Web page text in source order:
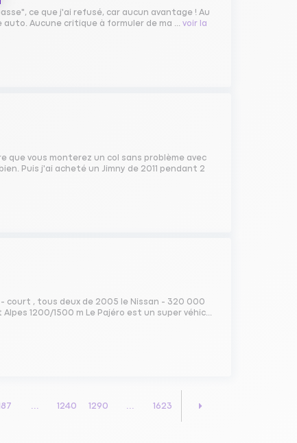
ce que j'ai refusé, car aucun avantage ! Au
Aucune critique à formuler de ma ...voir la
que vous monterez un col sans problème avec
Puis j'ai acheté un Jimny de 2011 pendant 2
court , tous deux de 2005 le Nissan - 320 000
1200/1500 m Le Pajéro est un super véhic...
1240 1290 1623